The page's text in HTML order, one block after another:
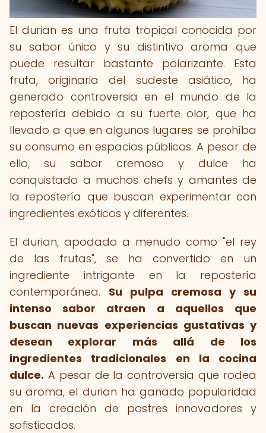
El durian es una fruta tropical conocida por
su sabor único y su distintivo aroma que
puede resultar bastante polarizante. Esta
fruta, originaria del sudeste asiático, ha
generado controversia en el mundo de la
repostería debido a su fuerte olor, que ha
llevado a que en algunos lugares se prohíba
su consumo en espacios públicos. A pesar de
ello, su sabor cremoso y dulce ha
conquistado a muchos chefs y amantes de
la repostería que buscan experimentar con
ingredientes exóticos y diferentes.
El durian, apodado a menudo como "el rey
de las frutas", se ha convertido en un
ingrediente intrigante en la repostería
contemporánea. Su pulpa cremosa y su
intenso sabor atraen a aquellos que
buscan nuevas experiencias gustativas y
desean explorar más allá de los
ingredientes tradicionales en la cocina
dulce. A pesar de la controversia que rodea
su aroma, el durian ha ganado popularidad
en la creación de postres innovadores y
sofisticados.